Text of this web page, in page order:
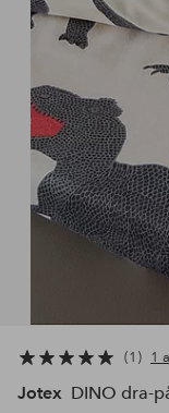
1 1
Jotex DINO dra-